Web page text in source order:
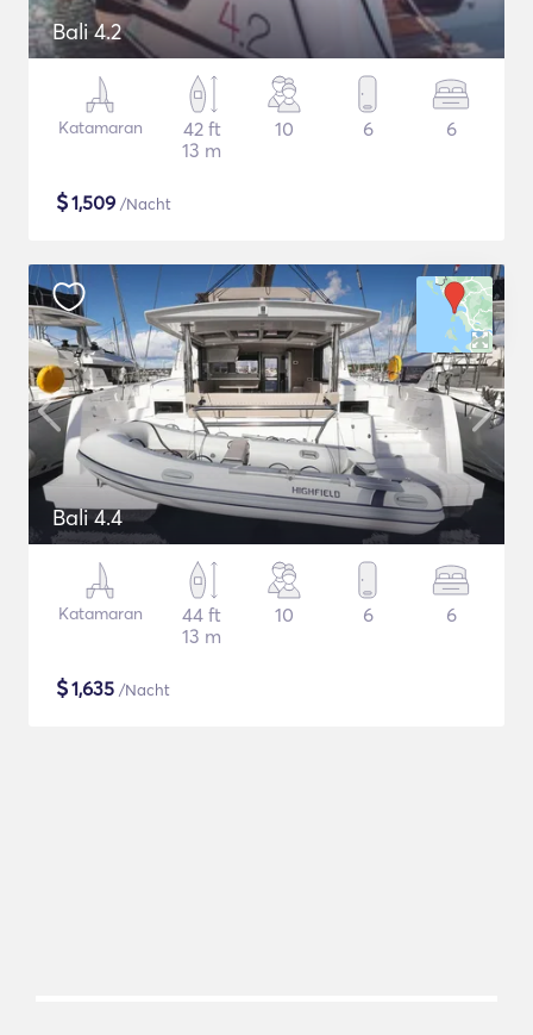
Bali 4.2
Katamaran
42 ft
13 m
10 6 6
$1,509 /Nacht
Bali 4.4
Katamaran
44 ft
13 m
10 6 6
$1,635 /Nacht